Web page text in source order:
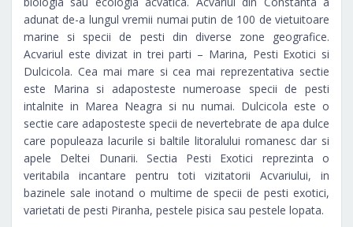
adunat de-a lungul vremii numai putin de 100 de vietuitoare
marine si specii de pesti din diverse zone geografice.
Acvariul este divizat in trei parti – Marina, Pesti Exotici si
Dulcicola. Cea mai mare si cea mai reprezentativa sectie
este Marina si adaposteste numeroase specii de pesti
intalnite in Marea Neagra si nu numai. Dulcicola este o
sectie care adaposteste specii de nevertebrate de apa dulce
care populeaza lacurile si baltile litoralului romanesc dar si
apele Deltei Dunarii. Sectia Pesti Exotici reprezinta o
veritabila incantare pentru toti vizitatorii Acvariului, in
bazinele sale inotand o multime de specii de pesti exotici,
varietati de pesti Piranha, pestele pisica sau pestele lopata.